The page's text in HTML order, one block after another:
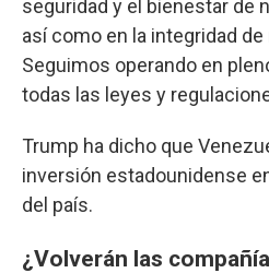
seguridad y el bienestar de
así como en la integridad
Seguimos operando en
todas las leyes y
Trump ha dicho que
inversión estadounidense
del país.
¿Volverán las